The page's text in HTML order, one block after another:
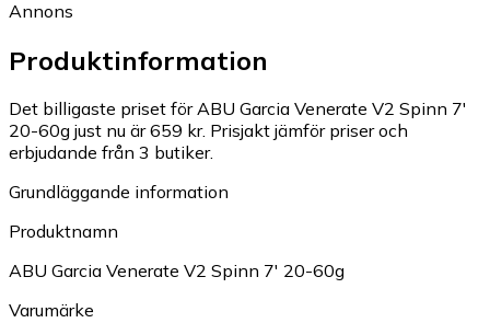
Annons
Produktinformation
Det billigaste priset för ABU Garcia Venerate V2 Spinn 7'
20-60g just nu är 659 kr. Prisjakt jämför priser och
erbjudande från 3 butiker.
Grundläggande information
Produktnamn
ABU Garcia Venerate V2 Spinn 7' 20-60g
Varumärke